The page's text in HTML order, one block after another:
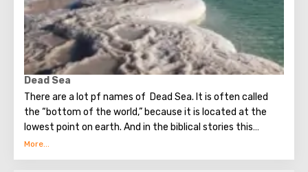
Dead Sea
There are a lot pf names of Dead Sea. It is often called
the “bottom of the world,” because it is located at the
lowest point on earth. And in the biblical stories this
unusual reservoir is reflected. They say that in the
mixture for bonding bricks during the construction of the